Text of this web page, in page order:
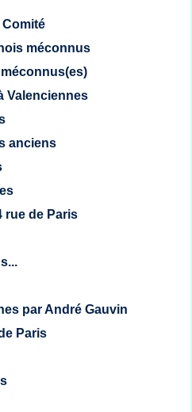
méconnus
Valenciennes
anciens
rue de Paris
par André Gauvin
Paris